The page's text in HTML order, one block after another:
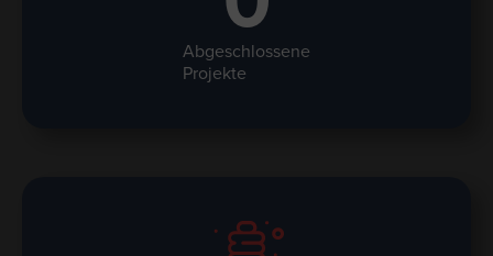
Abgeschlossene
Projekte